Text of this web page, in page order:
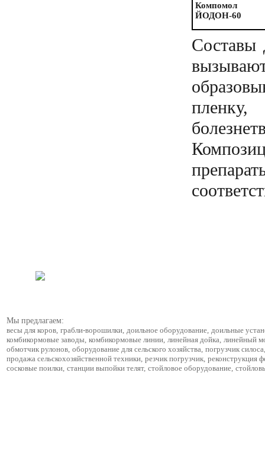
Компомол
ЙОДОН-60
Составы
Мы предлагаем:
весы для коров, грабли-ворошилки, доильное оборудование, доильные
комбикормовые заводы, комбикормовые линии, линейная дойка, линейный
обмотчик рулонов, оборудование для сельского хозяйства, погрузчик силоса,
продажа сельскохозяйственной техники, резчик погрузчик, реконструкция
сосковые поилки, станции выпойки телят, стойловое оборудование,